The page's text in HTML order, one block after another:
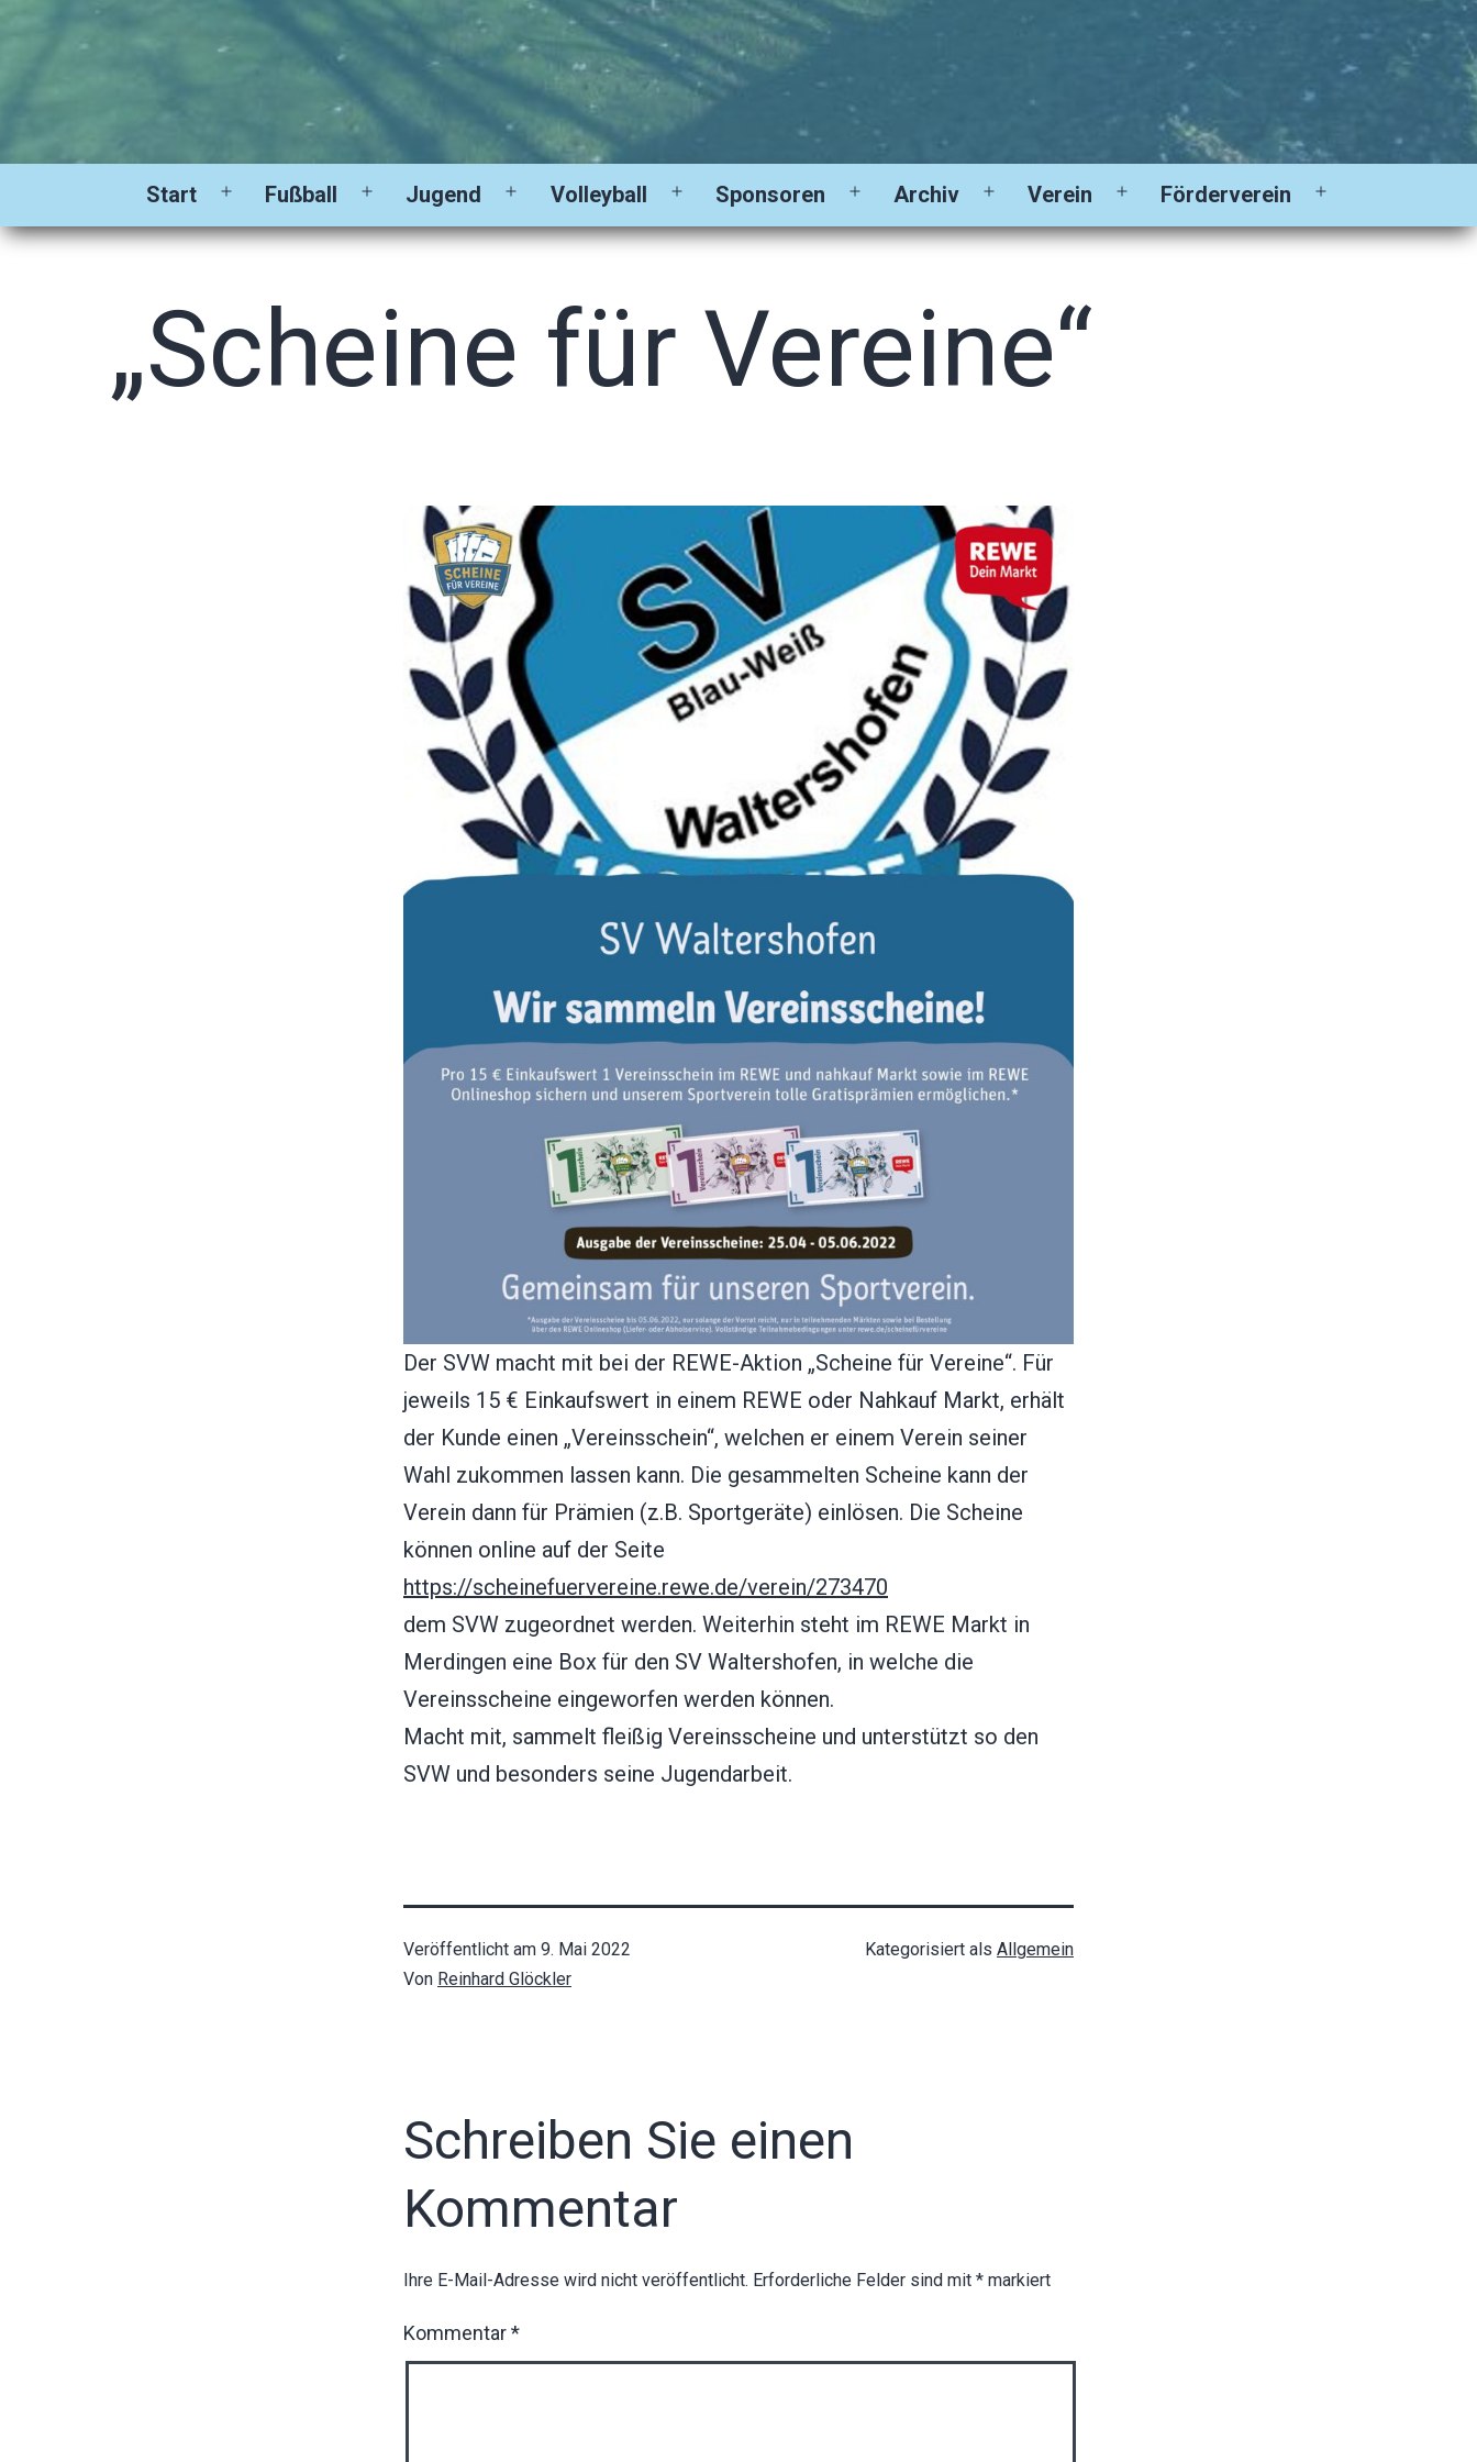
Start
Menü
öffnen
Fußball
Menü
öffnen
Jugend
Menü
öffnen
Volleyball
Menü
öffnen
Sponsoren
Menü
öffnen
Archiv
Menü
öffnen
Verein
Menü
öffnen
Förderverein
öffnen
„Scheine für Vereine“
Der SVW macht mit bei der REWE-Aktion „Scheine für Vereine“. Für
jeweils 15 € Einkaufswert in einem REWE oder Nahkauf Markt, erhält
der Kunde einen „Vereinsschein“, welchen er einem Verein seiner
Wahl zukommen lassen kann. Die gesammelten Scheine kann der
Verein dann für Prämien (z.B. Sportgeräte) einlösen. Die Scheine
können online auf der Seite
https://scheinefuervereine.rewe.de/verein/273470
dem SVW zugeordnet werden. Weiterhin steht im REWE Markt in
Merdingen eine Box für den SV Waltershofen, in welche die
Vereinsscheine eingeworfen werden können.
Macht mit, sammelt fleißig Vereinsscheine und unterstützt so den
SVW und besonders seine Jugendarbeit.
Veröffentlicht am 9. Mai 2022
Von Reinhard Glöckler
Kategorisiert als Allgemein
Schreiben Sie einen
Kommentar
Ihre E-Mail-Adresse wird nicht veröffentlicht. Erforderliche Felder sind mit * markiert
Kommentar*